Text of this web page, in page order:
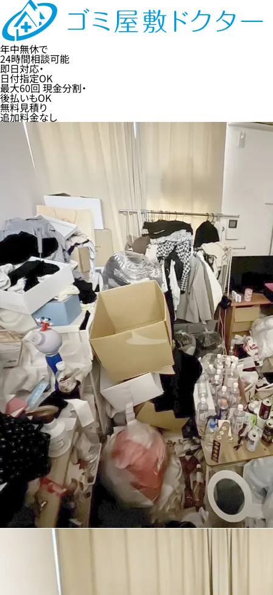
年中無休で
24時間相談可能
即日対応・
日付指定OK
最大60回 現金分割・
後払いもOK
無料見積り
追加料金なし